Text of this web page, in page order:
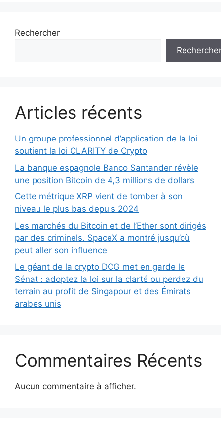
Rechercher
Rechercher
Articles récents
Un groupe professionnel d’application de la loi
soutient la loi CLARITY de Crypto
La banque espagnole Banco Santander révèle
une position Bitcoin de 4,3 millions de dollars
Cette métrique XRP vient de tomber à son
niveau le plus bas depuis 2024
Les marchés du Bitcoin et de l’Ether sont dirigés
par des criminels. SpaceX a montré jusqu’où
peut aller son influence
Le géant de la crypto DCG met en garde le
Sénat : adoptez la loi sur la clarté ou perdez du
terrain au profit de Singapour et des Émirats
arabes unis
Commentaires Récents
Aucun commentaire à afficher.